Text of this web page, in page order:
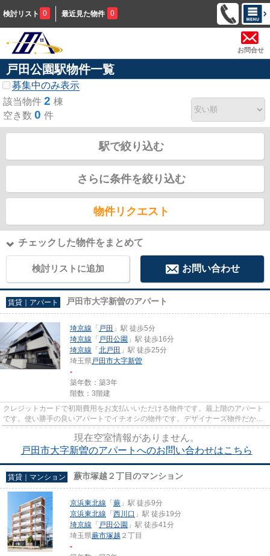
検討リスト 0 最近見た物件 0
お問合せ
戸田公園駅物件一覧
募集中のみ表示
該当物件 2 棟
空き数 0 件
駅で絞り込む
さらに条件を絞り込む
物件リクエスト
チェックした物件をまとめて
検討リストに追加 お問い合わせ
賃貸｜アパート 戸田市大字新曽のアパート
埼京線 「 戸田 」駅 徒歩5分
埼京線 「 戸田公園 」駅 徒歩16分
埼京線 「 北戸田 」駅 徒歩25分
埼玉県戸田市大字新曽
-
築年数：築3年
階数：3階建
クレジットカードで初期費用をお支払いいただける物件です。最上階のアパート
です。使い勝手の良いアパートでイチオシの物件です。デザイナーズ物件だから
現在空室情報がありません。
戸田市大字新曽のアパートへのお問い合わせはこちら
賃貸｜マンション 蕨市塚越２丁目のマンション
京浜東北線 「 蕨 」駅 徒歩9分
京浜東北線 「 西川口 」駅 徒歩19分
埼京線 「 戸田公園 」駅 徒歩41分
埼玉県蕨市塚越 ２丁目
-